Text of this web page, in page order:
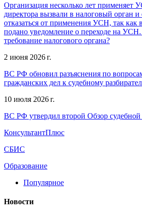
Организация несколько лет применяет
директора вызвали в налоговый орган
отказаться от применения УСН, так как
подано уведомление о переходе на
требование налогового органа?
2 июня 2026 г.
ВС РФ обновил разъяснения по
гражданских дел к судебному
10 июля 2026 г.
ВС РФ утвердил второй Обзор судебной
КонсультантПлюс
СБИС
Образование
Популярное
Новости